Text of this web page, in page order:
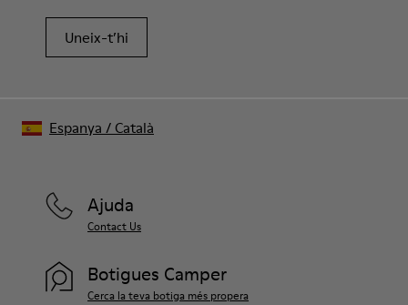
Uneix-t’hi
Ajuda
Contact Us
Botigues Camper
Cerca la teva botiga més propera
Espanya / Català